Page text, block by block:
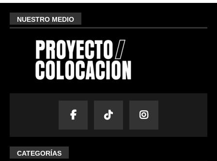
NUESTRO MEDIO
CATEGORÍAS